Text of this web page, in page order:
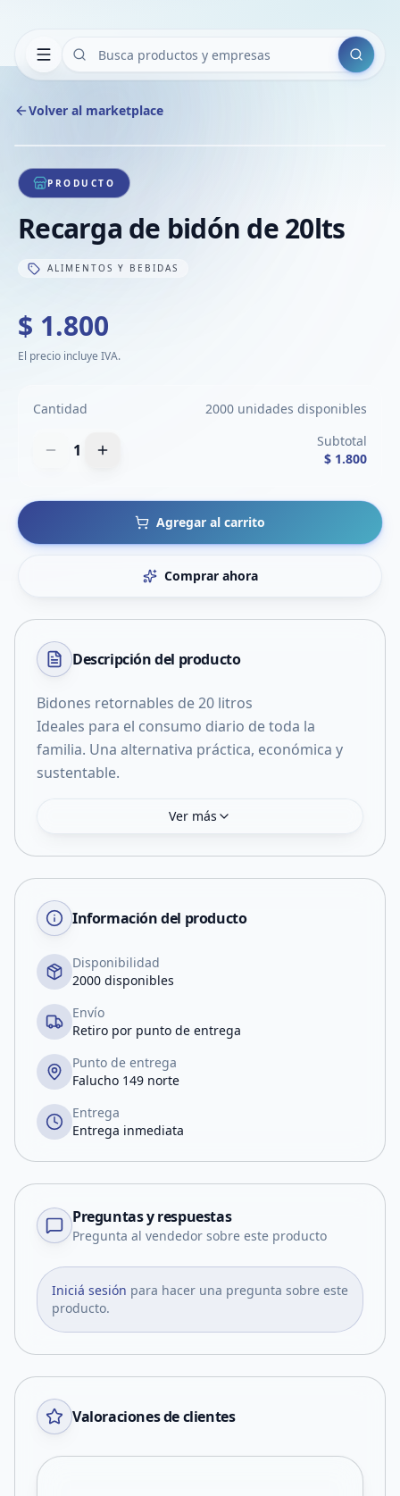
Buscar
Volver al marketplace
1/1
PRODUCTO
Recarga de bidón de 20lts
ALIMENTOS Y BEBIDAS
$ 1.800
El precio incluye IVA.
Cantidad 2000 unidades disponibles
1
Subtotal
$ 1.800
Agregar al carrito
Comprar ahora
Descripción del producto
Bidones retornables de 20 litros
Ideales para el consumo diario de toda la
familia. Una alternativa práctica, económica y
Ver más
Información del producto
Disponibilidad
2000 disponibles
Envío
Retiro por punto de entrega
Punto de entrega
Falucho 149 norte
Entrega
Entrega inmediata
Preguntas y respuestas
Pregunta al vendedor sobre este producto
Iniciá sesión para hacer una pregunta sobre este
producto.
Valoraciones de clientes